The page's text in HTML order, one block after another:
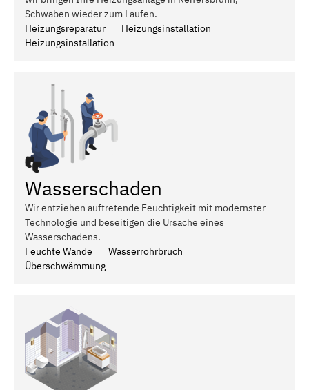
Schwaben wieder zum Laufen.
Heizungsreparatur
Heizungsinstallation
Heizungsinstallation
Wasserschaden
Wir entziehen auftretende Feuchtigkeit mit modernster
Technologie und beseitigen die Ursache eines
Wasserschadens.
Feuchte Wände
Wasserrohrbruch
Überschwämmung